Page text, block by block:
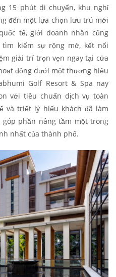
15 phút di chuyển, khu nghỉ
đến một lựa chọn lưu trú mới
tế, giới doanh nhân cũng
kiếm sự rộng mở, kết nối
giải trí trọn vẹn ngay tại cửa
động dưới một thương hiệu
Golf Resort & Spa nay
với tiêu chuẩn dịch vụ toàn
và triết lý hiếu khách đã làm
phần nâng tầm một trong
nhất của thành phố.